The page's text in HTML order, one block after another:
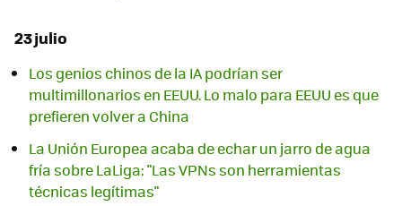
23 julio
Los genios chinos de la IA podrían ser
multimillonarios en EEUU. Lo malo para EEUU es que
prefieren volver a China
La Unión Europea acaba de echar un jarro de agua
fría sobre LaLiga: "Las VPNs son herramientas
técnicas legítimas"